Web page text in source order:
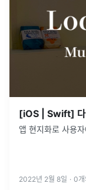
[iOS | Swift]
앱 현지화로 사용
2022년 2월 8일 · 0